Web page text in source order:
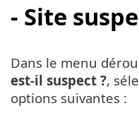
- Site
Dans le menu
est-il suspect ?,
options suivantes :